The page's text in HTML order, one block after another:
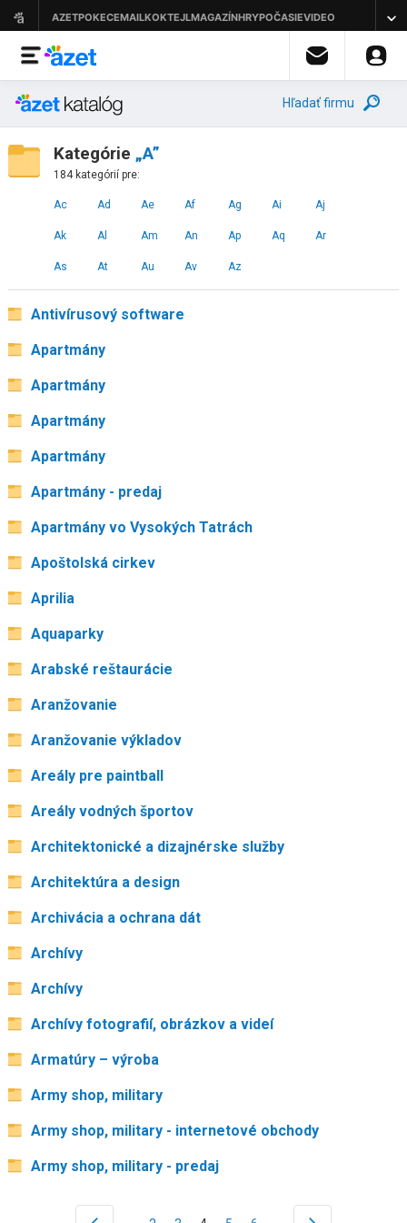
Hľadať firmu
Kategórie „A”
184 kategórií pre:
Ac Ad Ae Af Ag Ai Aj
Ak Al Am An Ap Aq Ar
As At Au Av Az
Antivírusový software
Apartmány
Apartmány
Apartmány
Apartmány
Apartmány - predaj
Apartmány vo Vysokých Tatrách
Apoštolská cirkev
Aprilia
Aquaparky
Arabské reštaurácie
Aranžovanie
Aranžovanie výkladov
Areály pre paintball
Areály vodných športov
Architektonické a dizajnérske služby
Architektúra a design
Archivácia a ochrana dát
Archívy
Archívy
Archívy fotografií, obrázkov a videí
Armatúry – výroba
Army shop, military
Army shop, military - internetové obchody
Army shop, military - predaj